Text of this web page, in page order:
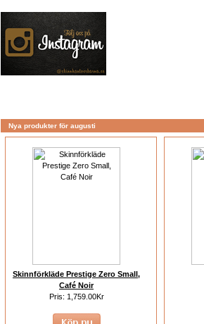
Nya produkter för augusti
Skinnförkläde Prestige Zero Small,
Café Noir
Pris: 1,759.00Kr